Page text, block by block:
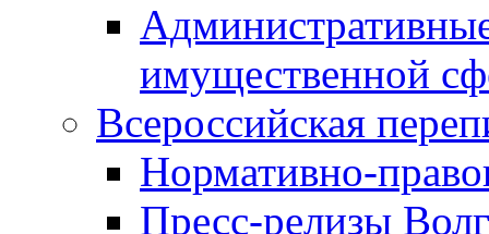
имущественной
Всероссийская
Нормативно-
Пресс-релизы